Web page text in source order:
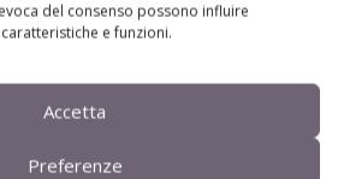
del consenso possono influire
e funzioni.
Accetta
Preferenze
per cercare un'azienda o un
prodotto!
Cerca adesso